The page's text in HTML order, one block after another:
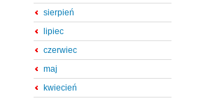
sierpień
lipiec
czerwiec
maj
kwiecień